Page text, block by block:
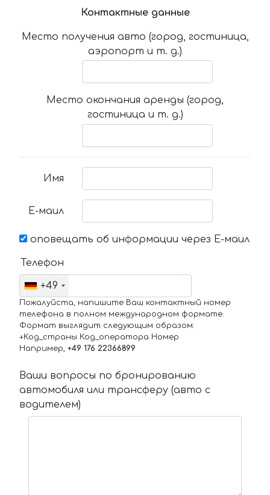
Контактные данные
Место получения авто (город, гостиница,
аэропорт и т. д.)
Место окончания аренды (город,
гостиница и т. д.)
Имя
Е-маил
оповещать об информации через Е-маил
Телефон
+49
Пожалуйста, напишите Ваш контактный номер
телефона в полном международном формате.
Формат выглядит следующим образом:
+Код_страны Код_оператора Номер
Например, +49 176 22366899
Ваши вопросы по бронированию
автомобиля или трансферу (авто с
водителем)